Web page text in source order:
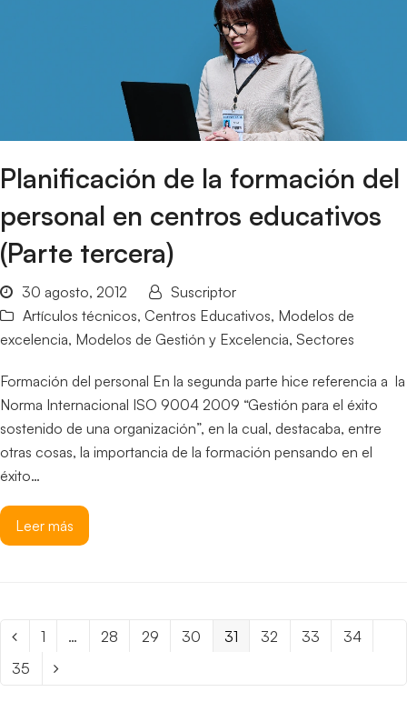
Planificación de la formación del
personal en centros educativos
(Parte tercera)
30 agosto, 2012
Suscriptor
Artículos técnicos, Centros Educativos, Modelos de
excelencia, Modelos de Gestión y Excelencia, Sectores
Formación del personal En la segunda parte hice referencia a la
Norma Internacional ISO 9004 2009 “Gestión para el éxito
sostenido de una organización”, en la cual, destacaba, entre
otras cosas, la importancia de la formación pensando en el
éxito…
Leer más
AnteriorPage
1 … Page
28 Page
29 Page
30 Page
31 Page
32 Page
33 Page
34
Page
35 Siguiente